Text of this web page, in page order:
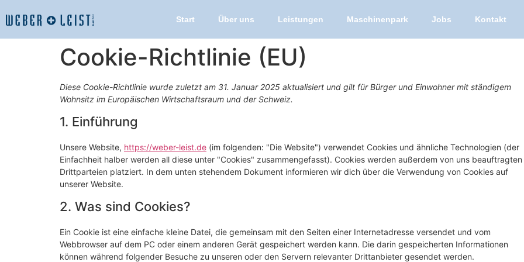
Start Über uns Leistungen Maschinenpark Jobs Kontakt
Cookie-Richtlinie (EU)
Diese Cookie-Richtlinie wurde zuletzt am 31. Januar 2025 aktualisiert und gilt für Bürger und Einwohner mit ständigem
Wohnsitz im Europäischen Wirtschaftsraum und der Schweiz.
1. Einführung
Unsere Website, https://weber-leist.de (im folgenden: "Die Website") verwendet Cookies und ähnliche Technologien (der
Einfachheit halber werden all diese unter "Cookies" zusammengefasst). Cookies werden außerdem von uns beauftragten
Drittparteien platziert. In dem unten stehendem Dokument informieren wir dich über die Verwendung von Cookies auf
unserer Website.
2. Was sind Cookies?
Ein Cookie ist eine einfache kleine Datei, die gemeinsam mit den Seiten einer Internetadresse versendet und vom
Webbrowser auf dem PC oder einem anderen Gerät gespeichert werden kann. Die darin gespeicherten Informationen
können während folgender Besuche zu unseren oder den Servern relevanter Drittanbieter gesendet werden.